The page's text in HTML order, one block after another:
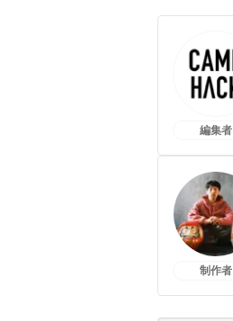
編集者
制作者